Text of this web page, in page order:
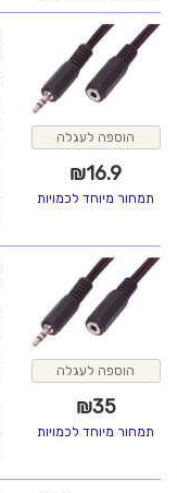
הוספה לעגלה
₪16.9
תמחור מיוחד לכמויות
הוספה לעגלה
₪35
תמחור מיוחד לכמויות